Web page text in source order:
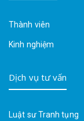
Thành viên
Kinh nghiệm
Dịch vụ tư vấn
Luật sư Tranh tụng